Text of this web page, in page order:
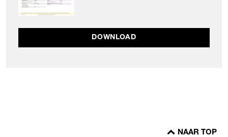
DOWNLOAD
NAAR TOP